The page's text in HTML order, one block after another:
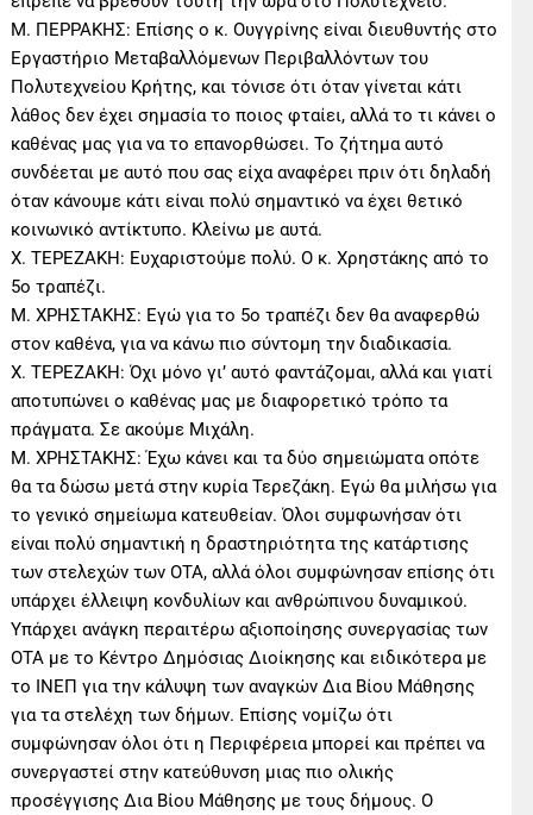
Μ. ΠΕΡΡΑΚΗΣ: Επίσης ο κ. Ουγγρίνης είναι διευθυντής στο
Εργαστήριο Μεταβαλλόμενων Περιβαλλόντων του
Πολυτεχνείου Κρήτης, και τόνισε ότι όταν γίνεται κάτι
λάθος δεν έχει σημασία το ποιος φταίει, αλλά το τι κάνει ο
καθένας μας για να το επανορθώσει. Το ζήτημα αυτό
συνδέεται με αυτό που σας είχα αναφέρει πριν ότι δηλαδή
όταν κάνουμε κάτι είναι πολύ σημαντικό να έχει θετικό
κοινωνικό αντίκτυπο. Κλείνω με αυτά.
Χ. ΤΕΡΕΖΑΚΗ: Ευχαριστούμε πολύ. Ο κ. Χρηστάκης από το
5ο τραπέζι.
Μ. ΧΡΗΣΤΑΚΗΣ: Εγώ για το 5ο τραπέζι δεν θα αναφερθώ
στον καθένα, για να κάνω πιο σύντομη την διαδικασία.
Χ. ΤΕΡΕΖΑΚΗ: Όχι μόνο γι’ αυτό φαντάζομαι, αλλά και γιατί
αποτυπώνει ο καθένας μας με διαφορετικό τρόπο τα
πράγματα. Σε ακούμε Μιχάλη.
Μ. ΧΡΗΣΤΑΚΗΣ: Έχω κάνει και τα δύο σημειώματα οπότε
θα τα δώσω μετά στην κυρία Τερεζάκη. Εγώ θα μιλήσω για
το γενικό σημείωμα κατευθείαν. Όλοι συμφωνήσαν ότι
είναι πολύ σημαντική η δραστηριότητα της κατάρτισης
των στελεχών των ΟΤΑ, αλλά όλοι συμφώνησαν επίσης ότι
υπάρχει έλλειψη κονδυλίων και ανθρώπινου δυναμικού.
Υπάρχει ανάγκη περαιτέρω αξιοποίησης συνεργασίας των
ΟΤΑ με το Κέντρο Δημόσιας Διοίκησης και ειδικότερα με
το ΙΝΕΠ για την κάλυψη των αναγκών Δια Βίου Μάθησης
για τα στελέχη των δήμων. Επίσης νομίζω ότι
συμφώνησαν όλοι ότι η Περιφέρεια μπορεί και πρέπει να
συνεργαστεί στην κατεύθυνση μιας πιο ολικής
προσέγγισης Δια Βίου Μάθησης με τους δήμους. Ο